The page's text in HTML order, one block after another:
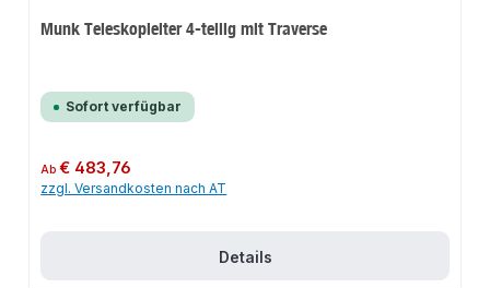
Munk Teleskopleiter 4-teilig mit Traverse
Sofort verfügbar
Regulärer Preis:
Ab€ 483,76
zzgl. Versandkosten nach AT
Details